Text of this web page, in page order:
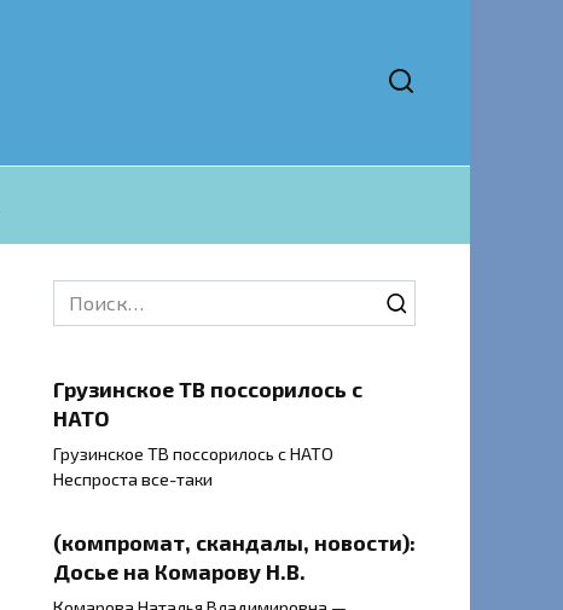
Search
for:
Грузинское ТВ поссорилось с
НАТО
Грузинское ТВ поссорилось с НАТО
Неспроста все-таки
(компромат, скандалы, новости):
Досье на Комарову Н.В.